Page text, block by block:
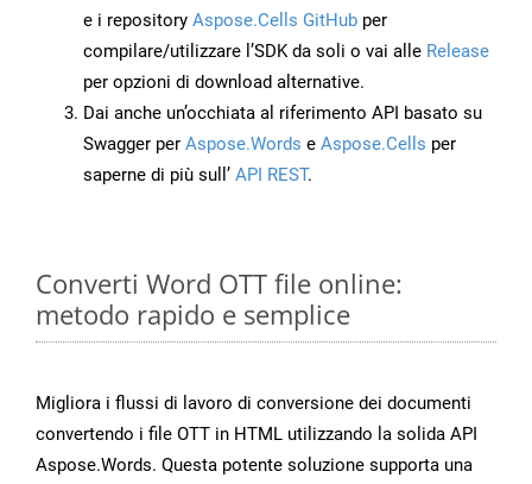
e i repository Aspose.Cells GitHub per
compilare/utilizzare l’SDK da soli o vai alle Release
per opzioni di download alternative.
Dai anche un’occhiata al riferimento API basato su
Swagger per Aspose.Words e Aspose.Cells per
saperne di più sull’ API REST.
Converti Word OTT file online:
metodo rapido e semplice
Migliora i flussi di lavoro di conversione dei documenti
convertendo i file OTT in HTML utilizzando la solida API
Aspose.Words. Questa potente soluzione supporta una